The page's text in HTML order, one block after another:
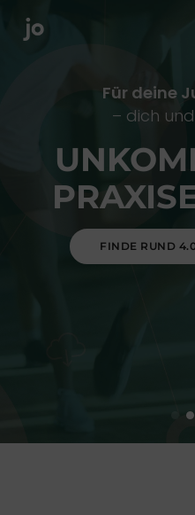
Für deine
– dich
FINDE RUND